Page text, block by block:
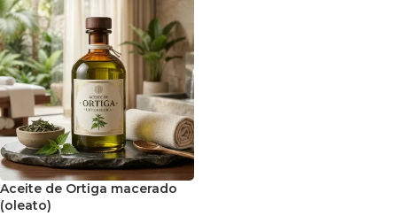
Aceite de Ortiga macerado
(oleato)